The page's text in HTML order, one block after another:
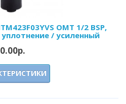
OMT 1/2 BSP,
/ усиленный
0.00р.